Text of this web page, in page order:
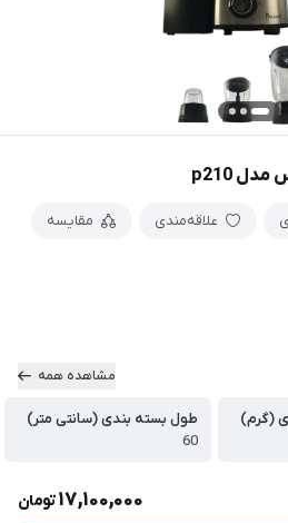
علاقه‌مندی مقایسه
مشاهده همه
(گرم)
طول بسته بندی (سانتی متر)
60
17,100,000تومان